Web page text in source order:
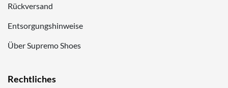
Rückversand
Entsorgungshinweise
Über Supremo Shoes
Rechtliches